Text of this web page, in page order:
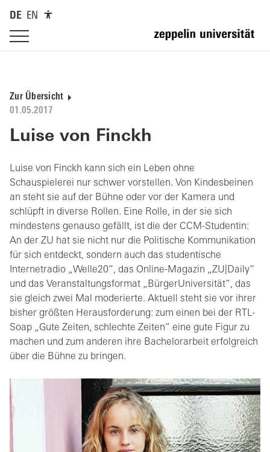
DE EN
01.05.2017
Zur Übersicht
Luise von Finckh
Luise von Finckh kann sich ein Leben ohne
Schauspielerei nur schwer vorstellen. Von Kindesbeinen
an steht sie auf der Bühne oder vor der Kamera und
schlüpft in diverse Rollen. Eine Rolle, in der sie sich
mindestens genauso gefällt, ist die der CCM-Studentin:
An der ZU hat sie nicht nur die Politische Kommunikation
für sich entdeckt, sondern auch das studentische
Internetradio „Welle20“, das Online-Magazin „ZU|Daily“
und das Veranstaltungsformat „BürgerUniversität“, das
sie gleich zwei Mal moderierte. Aktuell steht sie vor ihrer
bisher größten Herausforderung: zum einen bei der RTL-
Soap „Gute Zeiten, schlechte Zeiten“ eine gute Figur zu
machen und zum anderen ihre Bachelorarbeit erfolgreich
über die Bühne zu bringen.